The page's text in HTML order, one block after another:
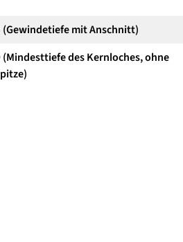
(Gewindetiefe mit Anschnitt)
(Mindesttiefe des Kernloches, ohne